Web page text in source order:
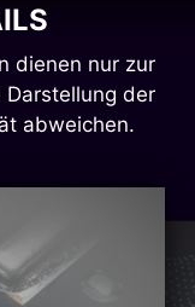
dienen nur zur
Darstellung der
abweichen.